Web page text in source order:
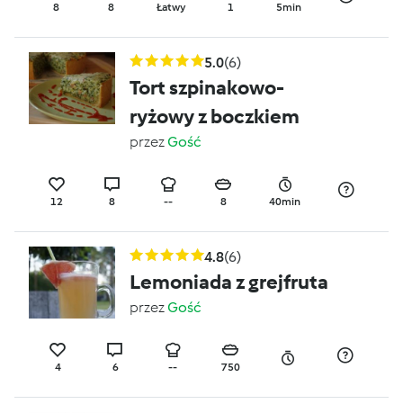
8 8 Łatwy 1 5min
5.0(6)
Tort szpinakowo-
ryżowy z boczkiem
przezGość
12 8 -- 8 40min
4.8(6)
Lemoniada z grejfruta
przezGość
4 6 -- 750